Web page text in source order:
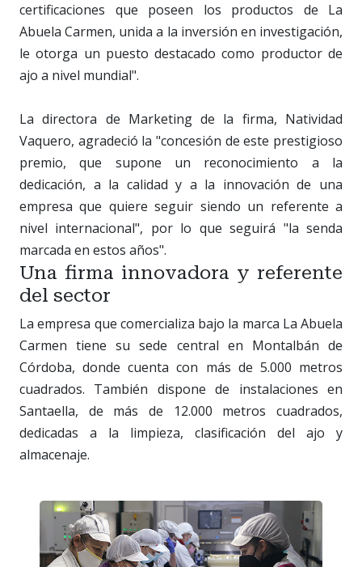
certificaciones que poseen los productos de La
Abuela Carmen, unida a la inversión en investigación,
le otorga un puesto destacado como productor de
ajo a nivel mundial".
La directora de Marketing de la firma, Natividad
Vaquero, agradeció la "concesión de este prestigioso
premio, que supone un reconocimiento a la
dedicación, a la calidad y a la innovación de una
empresa que quiere seguir siendo un referente a
nivel internacional", por lo que seguirá "la senda
marcada en estos años".
Una firma innovadora y referente
del sector
La empresa que comercializa bajo la marca La Abuela
Carmen tiene su sede central en Montalbán de
Córdoba, donde cuenta con más de 5.000 metros
cuadrados. También dispone de instalaciones en
Santaella, de más de 12.000 metros cuadrados,
dedicadas a la limpieza, clasificación del ajo y
almacenaje.